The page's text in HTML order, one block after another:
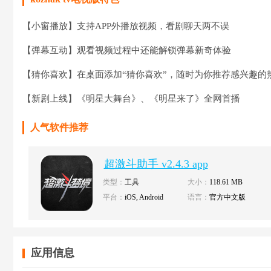
【小窗播放】支持APP外播放视频，看剧聊天两不误
【弹幕互动】观看视频过程中还能解锁弹幕新奇体验
【猜你喜欢】在桌面添加“猜你喜欢”，随时为你推荐感兴趣的
【新剧上线】《明星大舞台》、《明星来了》全网首播
人气软件推荐
超激斗助手 v2.4.3 app
类型： 工具 大小： 118.61 MB
平台： iOS, Android 语言： 官方中文版
应用信息